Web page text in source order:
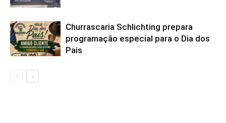
Churrascaria Schlichting prepara
programação especial para o Dia dos
Pais